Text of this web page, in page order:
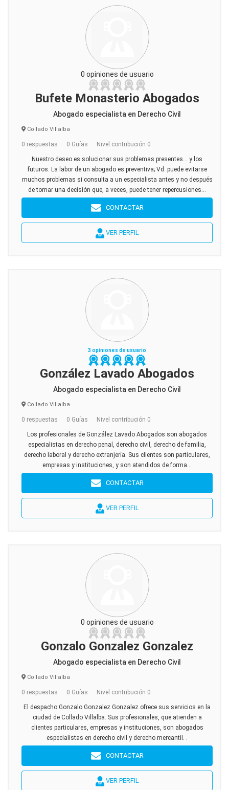
0 opiniones de usuario
Bufete Monasterio Abogados
Abogado especialista en Derecho Civil
Collado Villalba
0 respuestas 0 Guías Nivel contribución 0
Nuestro deseo es solucionar sus problemas presentes... y los
futuros. La labor de un abogado es preventiva; Vd. puede evitarse
muchos problemas si consulta a un especialista antes y no después
de tomar una decisión que, a veces, puede tener repercusiones...
CONTACTAR
VER PERFIL
3 opiniones de usuario
González Lavado Abogados
Abogado especialista en Derecho Civil
Collado Villalba
0 respuestas 0 Guías Nivel contribución 0
Los profesionales de González Lavado Abogados son abogados
especialistas en derecho penal, derecho civil, derecho de familia,
derecho laboral y derecho extranjería. Sus clientes son particulares,
empresas y instituciones, y son atendidos de forma...
CONTACTAR
VER PERFIL
0 opiniones de usuario
Gonzalo Gonzalez Gonzalez
Abogado especialista en Derecho Civil
Collado Villalba
0 respuestas 0 Guías Nivel contribución 0
El despacho Gonzalo Gonzalez Gonzalez ofrece sus servicios en la
ciudad de Collado Villalba. Sus profesionales, que atienden a
clientes particulares, empresas y instituciones, son abogados
especialistas en derecho civil y derecho mercantil. .
CONTACTAR
VER PERFIL